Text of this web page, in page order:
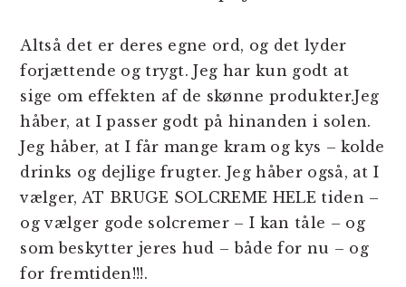
Altså det er deres egne ord, og det lyder
forjættende og trygt. Jeg har kun godt at
sige om effekten af de skønne produkter.Jeg
håber, at I passer godt på hinanden i solen.
Jeg håber, at I får mange kram og kys – kolde
drinks og dejlige frugter. Jeg håber også, at I
vælger, AT BRUGE SOLCREME HELE tiden –
og vælger gode solcremer – I kan tåle – og
som beskytter jeres hud – både for nu – og
for fremtiden!!!.